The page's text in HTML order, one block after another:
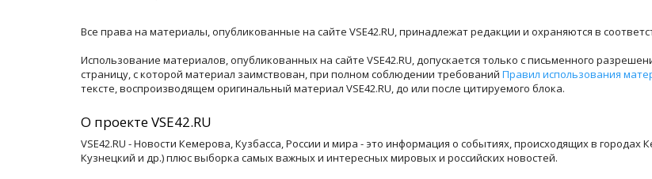
Все права на материалы, опубликованные на сайте VSE42.RU, принадлежат редакции и охраняются в
Использование материалов, опубликованных на сайте VSE42.RU, допускается только с письменного
страницу, с которой материал заимствован, при полном соблюдении требований Правил использования
тексте, воспроизводящем оригинальный материал VSE42.RU, до или после цитируемого блока.
О проекте VSE42.RU
VSE42.RU - Новости Кемерова, Кузбасса, России и мира - это информация о событиях, происходящих в
Кузнецкий и др.) плюс выборка самых важных и интересных мировых и российских новостей.